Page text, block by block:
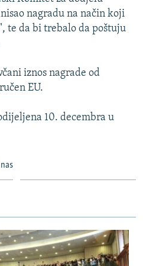
nagradu na način koji
te da bi trebalo da poštuju
iznos nagrade od
EU.
10. decembra u